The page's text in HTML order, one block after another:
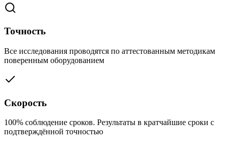
Точность
Все исследования проводятся по аттестованным методикам
поверенным оборудованием
Скорость
100% соблюдение сроков. Результаты в кратчайшие сроки с
подтверждённой точностью